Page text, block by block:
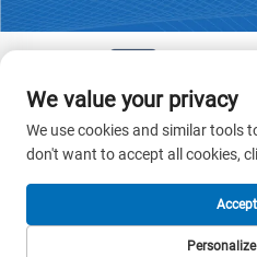
© 2026 Chisung Intelligence
права запазени. -Политика за
We value your privacy
We use cookies and similar tools
don't want to accept all cookies,
Accept